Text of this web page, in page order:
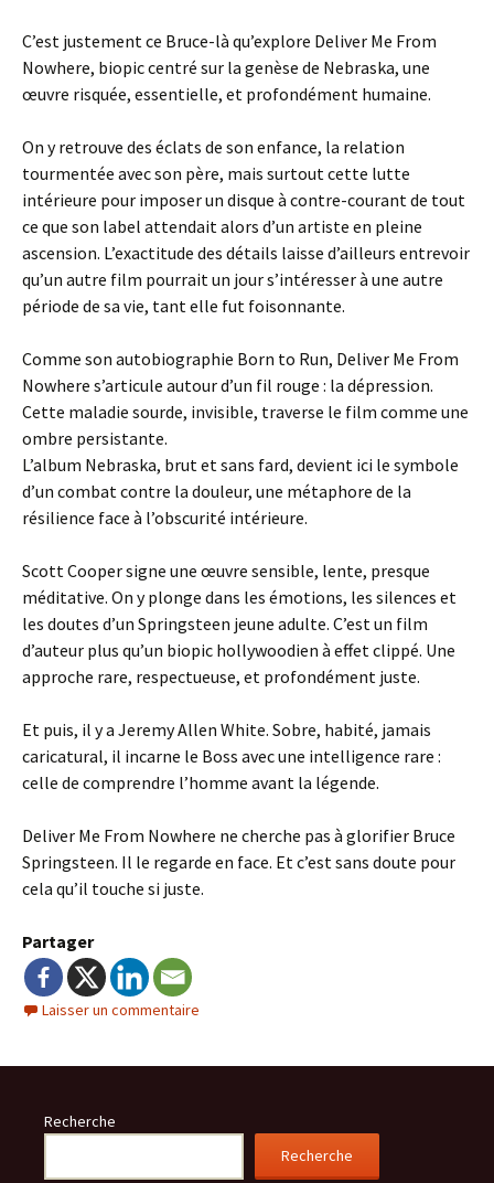
C’est justement ce Bruce-là qu’explore Deliver Me From
Nowhere, biopic centré sur la genèse de Nebraska, une
œuvre risquée, essentielle, et profondément humaine.
On y retrouve des éclats de son enfance, la relation
tourmentée avec son père, mais surtout cette lutte
intérieure pour imposer un disque à contre-courant de tout
ce que son label attendait alors d’un artiste en pleine
ascension. L’exactitude des détails laisse d’ailleurs entrevoir
qu’un autre film pourrait un jour s’intéresser à une autre
période de sa vie, tant elle fut foisonnante.
Comme son autobiographie Born to Run, Deliver Me From
Nowhere s’articule autour d’un fil rouge : la dépression.
Cette maladie sourde, invisible, traverse le film comme une
ombre persistante.
L’album Nebraska, brut et sans fard, devient ici le symbole
d’un combat contre la douleur, une métaphore de la
résilience face à l’obscurité intérieure.
Scott Cooper signe une œuvre sensible, lente, presque
méditative. On y plonge dans les émotions, les silences et
les doutes d’un Springsteen jeune adulte. C’est un film
d’auteur plus qu’un biopic hollywoodien à effet clippé. Une
approche rare, respectueuse, et profondément juste.
Et puis, il y a Jeremy Allen White. Sobre, habité, jamais
caricatural, il incarne le Boss avec une intelligence rare :
celle de comprendre l’homme avant la légende.
Deliver Me From Nowhere ne cherche pas à glorifier Bruce
Springsteen. Il le regarde en face. Et c’est sans doute pour
cela qu’il touche si juste.
Partager
Laisser un commentaire
Recherche
Recherche